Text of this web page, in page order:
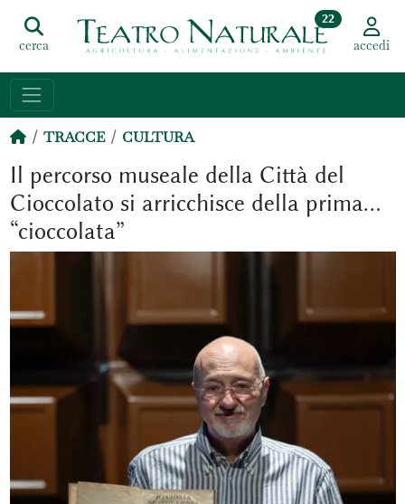
cerca
22
accedi
TRACCE CULTURA
Il percorso museale della Città del
Cioccolato si arricchisce della prima…
“cioccolata”